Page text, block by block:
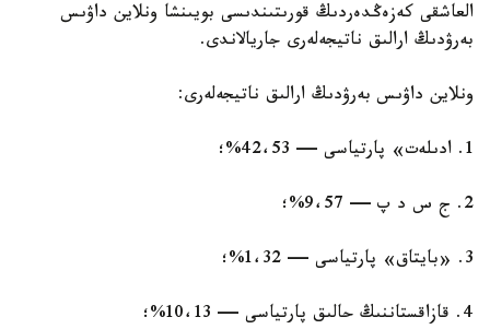
العاشقى كەزەڭدەردىڭ قورىتىندىسى بويىنشا ونلاين داۋىس
بەرۋدىڭ ارالىق ناتيجەلەرى جاريالاندى.
ونلاين داۋىس بەرۋدىڭ ارالىق ناتيجەلەرى:
1. ادىلەت» پارتياسى — 42،53%؛
2. ج س د پ — 9،57%؛
3. «بايتاق» پارتياسى — 1،32%؛
4. قازاقستاننىڭ حالىق پارتياسى — 10،13%؛